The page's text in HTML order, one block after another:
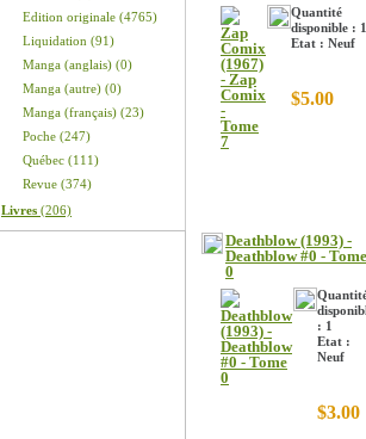
Edition originale (4765)
Liquidation (91)
Manga (anglais) (0)
Manga (autre) (0)
Manga (français) (23)
Poche (247)
Québec (111)
Revue (374)
Livres (206)
Quantité
disponible : 1
Etat : Neuf
$5.00
Deathblow (1993) -
Deathblow #0 - Tome
0
: 1
Etat :
Neuf
$3.00